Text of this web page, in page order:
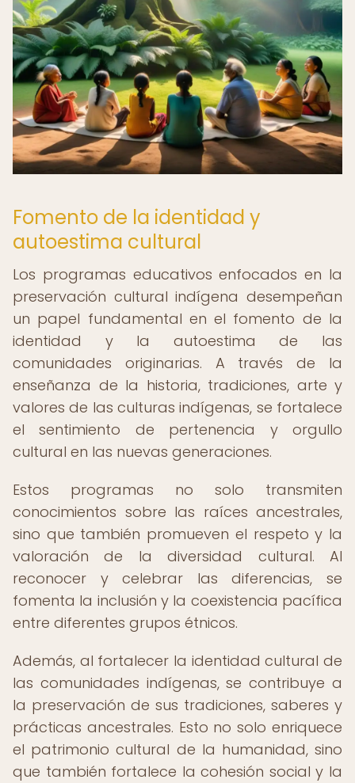
Fomento de la identidad y
autoestima cultural
Los programas educativos enfocados en la
preservación cultural indígena desempeñan
un papel fundamental en el fomento de la
identidad y la autoestima de las
comunidades originarias. A través de la
enseñanza de la historia, tradiciones, arte y
valores de las culturas indígenas, se fortalece
el sentimiento de pertenencia y orgullo
cultural en las nuevas generaciones.
Estos programas no solo transmiten
conocimientos sobre las raíces ancestrales,
sino que también promueven el respeto y la
valoración de la diversidad cultural. Al
reconocer y celebrar las diferencias, se
fomenta la inclusión y la coexistencia pacífica
entre diferentes grupos étnicos.
Además, al fortalecer la identidad cultural de
las comunidades indígenas, se contribuye a
la preservación de sus tradiciones, saberes y
prácticas ancestrales. Esto no solo enriquece
el patrimonio cultural de la humanidad, sino
que también fortalece la cohesión social y la